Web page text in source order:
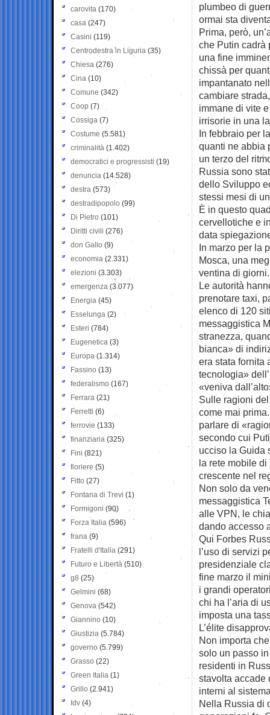
plumbeo di
ormai sta
Prima, però,
che Putin cadrà
una fine
chissà per
impantanato
cambiare
immane di vite
irrisorie in una
In febbraio per
quanti ne abbia
un terzo del
Russia sono
dello Sviluppo
stessi mesi di
È in questo
cervellotiche e
data
In marzo per la
Mosca, una
ventina di giorni.
Le autorità
prenotare taxi,
elenco di 120
messaggistica
stranezza,
bianca» di
era stata fornita
tecnologia»
«veniva
Sulle ragioni
come mai
parlare di
secondo cui
ucciso la Guida
la rete mobile di
crescente nel
Non solo da
messaggistica
alle VPN, le
dando accesso
Qui Forbes
l’uso di servizi
presidenziale
fine marzo il
i grandi
chi ha l’aria di
imposta una
L’élite
Non importa
solo un passo
residenti in
stavolta accade
interni al
Nella Russia di
carovita (170)
casa (247)
Casini (119)
Centrodestra in Liguria (35)
Chiesa (276)
Cina (10)
Comune (342)
Coop (7)
Cossiga (7)
Costume (5.581)
criminalità (1.402)
democratici e progressisti (19)
denuncia (14.528)
destra (573)
destradipopolo (99)
Di Pietro (101)
Diritti civili (276)
don Gallo (9)
economia (2.331)
elezioni (3.303)
emergenza (3.077)
Energia (45)
Esselunga (2)
Esteri (784)
Eugenetica (3)
Europa (1.314)
Fassino (13)
federalismo (167)
Ferrara (21)
Ferretti (6)
ferrovie (133)
finanziaria (325)
Fini (821)
fioriere (5)
Fitto (27)
Fontana di Trevi (1)
Formigoni (90)
Forza Italia (596)
frana (9)
Fratelli d'Italia (291)
Futuro e Libertà (510)
g8 (25)
Gelmini (68)
Genova (542)
Giannino (10)
Giustizia (5.784)
governo (5.799)
Grasso (22)
Green Italia (1)
Grillo (2.941)
Idv (4)